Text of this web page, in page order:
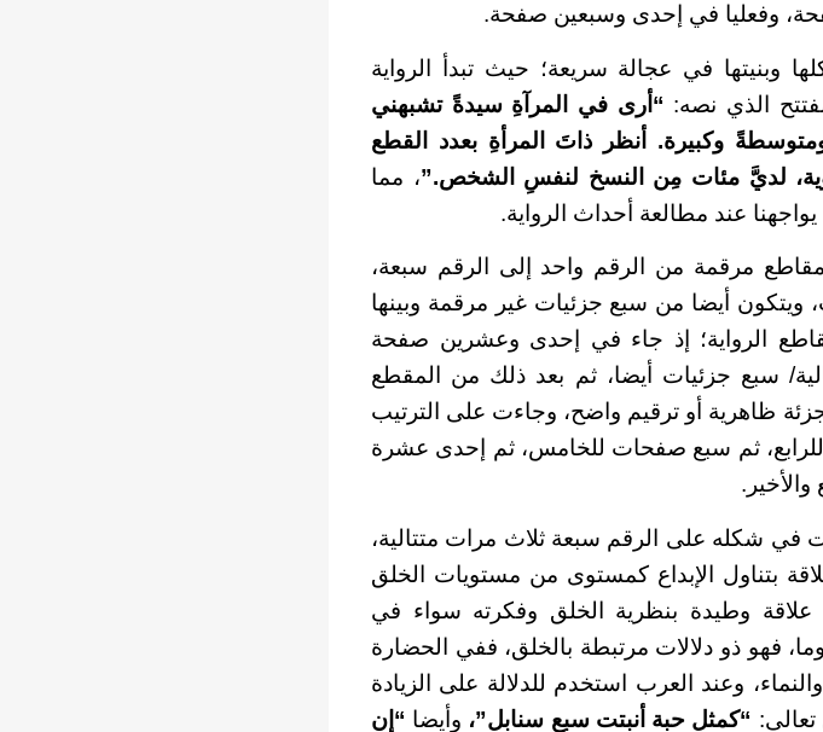
وفعليا في إحدى وسبعين صفحة.
وبنيتها في عجالة سريعة؛ حيث تبدأ الرواية
الذي نصه: “أرى في المرآةِ سيدةً تشبهني
وكبيرة. أنظر ذاتَ المرأةِ بعدد القطع
لديَّ مئات مِن النسخ لنفسِ الشخص.”، مما
عند مطالعة أحداث الرواية.
مرقمة من الرقم واحد إلى الرقم سبعة،
أيضا من سبع جزئيات غير مرقمة وبينها
الرواية؛ إذ جاء في إحدى وعشرين صفحة
سبع جزئيات أيضا، ثم بعد ذلك من المقطع
ظاهرية أو ترقيم واضح، وجاءت على الترتيب
ثم سبع صفحات للخامس، ثم إحدى عشرة
في شكله على الرقم سبعة ثلاث مرات متتالية،
بتناول الإبداع كمستوى من مستويات الخلق
علاقة وطيدة بنظرية الخلق وفكرته سواء في
فهو ذو دلالات مرتبطة بالخلق، ففي الحضارة
وعند العرب استخدم للدلالة على الزيادة
“كمثل حبة أنبتت سبع سنابل”، وأيضا “إِن